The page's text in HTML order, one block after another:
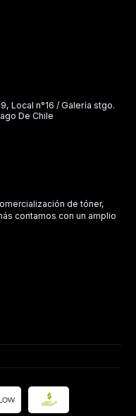
Local n°16 / Galería stgo.
De Chile
de tóner,
contamos con un amplio